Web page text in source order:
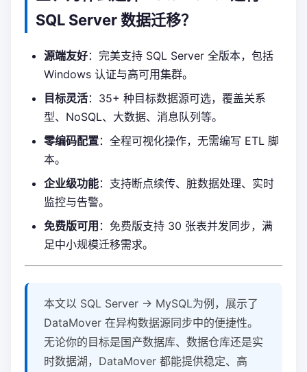
SQL Server 数据迁移？
源端友好：完美支持 SQL Server 全版本，包括
Windows 认证与高可用集群。
目标灵活：35+ 种目标数据源可选，覆盖关系
型、NoSQL、大数据、消息队列等。
零编码配置：全程可视化操作，无需编写 ETL 脚
本。
企业级功能：支持断点续传、脏数据处理、实时
监控与告警。
免费版可用 ：免费版支持 30 张表并发同步，满
足中小规模迁移需求。
本文以 SQL Server → MySQL为例，展示了
DataMover 在异构数据源同步中的便捷性。
无论你的目标是国产数据库、数据仓库还是实
时数据湖，DataMover 都能提供稳定、高